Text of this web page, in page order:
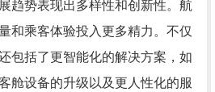
趋势表现出多样性和创新性。航
和乘客体验投入更多精力。不仅
包括了更智能化的解决方案，如
舱设备的升级以及更人性化的服